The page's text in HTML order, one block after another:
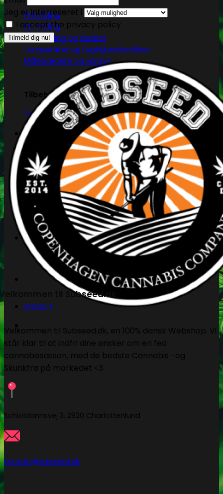
PH måling
EC måling
Co2 måling og kontrol
Temperatur og fugtighedsmålere
Målebægere og sprays
Tilbehør
Tape og fastgørelse
Kurv
Ingen produkter i kurven.
Tilbage til shoppen
Søg
efter:
Kasse +
Jeg er interreseret i
I accept the privacy policy
til Subseed.dk
Velkommen til Subseed.dk, en 100% dansk Webshop. Vi
står klar til at indfri dine ønsker om en fed
cannabissæson, med de bedste Cannabis -og
Skunkfrø på markedet <3
Schioldannsvej 3, 2920 Charlottenlund
Kontakt@subseed.dk